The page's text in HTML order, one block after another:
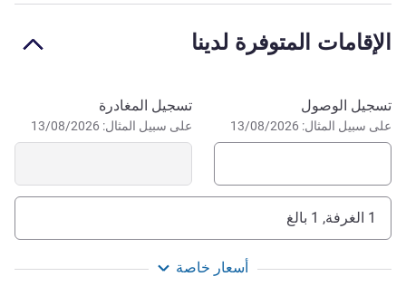
الإقامات المتوفرة لدينا
احجز في هذا الفندق
تسجيل الوصول
على سبيل المثال: 13/08/2026
تسجيل المغادرة
على سبيل المثال: 13/08/2026
1 الغرفة, 1 بالغ
أسعار خاصة